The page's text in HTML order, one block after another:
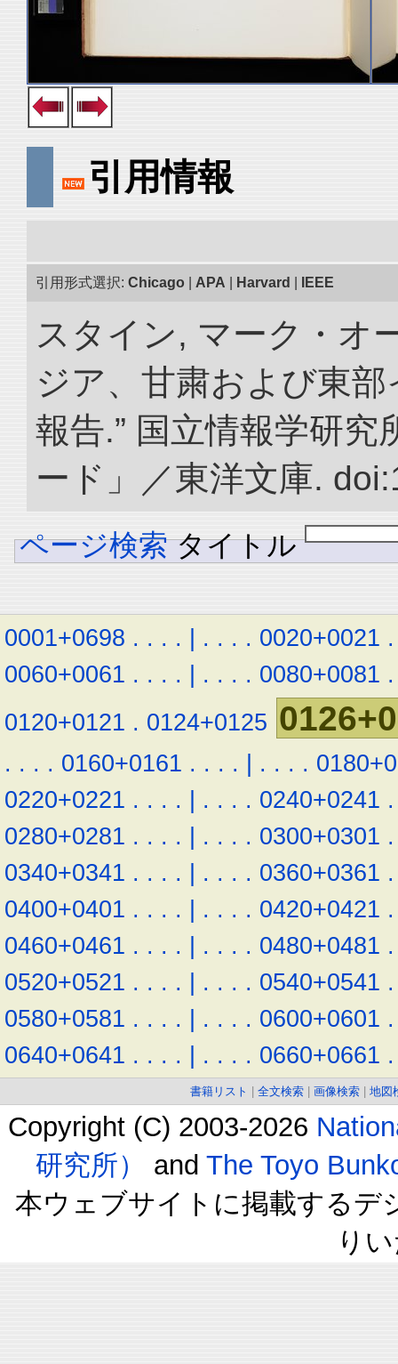
引用情報
引用形式選択: Chicago APA Harvard IEEE
スタイン, マーク・オ
ジア、甘粛および東
報告.” 国立情報学研
ード」／東洋文庫.
ページ検索 タイトル
0001+0698 . . . . | . . . . 0020+0021 .
0060+0061 . . . . | . . . . 0080+0081 .
0120+0121 . 0124+0125
. . . . 0160+0161 . . . . | . . . .
0220+0221 . . . . | . . . . 0240+0241 .
0280+0281 . . . . | . . . . 0300+0301 .
0340+0341 . . . . | . . . . 0360+0361 .
0400+0401 . . . . | . . . . 0420+0421 .
0460+0461 . . . . | . . . . 0480+0481 .
0520+0521 . . . . | . . . . 0540+0541 .
0580+0581 . . . . | . . . . 0600+0601 .
0640+0641 . . . . | . . . . 0660+0661 .
書籍リスト 全文検索 画像検索 地図
Copyright (C) 2003-2026
研究所）
and The Toyo
本ウェブサイトに掲載するデ
り